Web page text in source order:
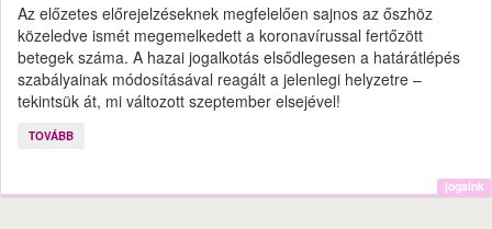
Az előzetes előrejelzéseknek megfelelően sajnos az őszhöz
közeledve ismét megemelkedett a koronavírussal fertőzött
betegek száma. A hazai jogalkotás elsődlegesen a határátlépés
szabályainak módosításával reagált a jelenlegi helyzetre –
tekintsük át, mi változott szeptember elsejével!
TOVÁBB
jogaink